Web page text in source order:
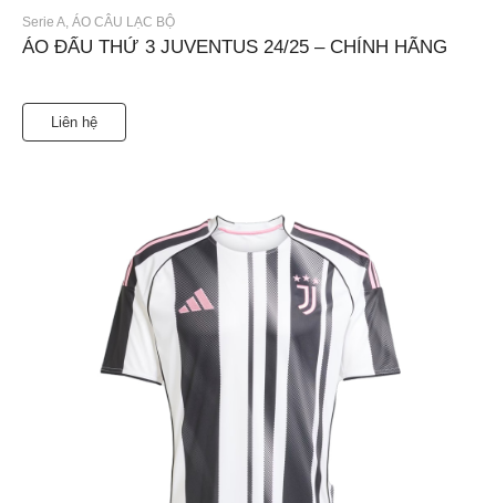
Serie A ÁO CÂU LẠC BỘ
ÁO ĐẤU THỨ 3 JUVENTUS 24/25 – CHÍNH HÃNG
Liên hệ